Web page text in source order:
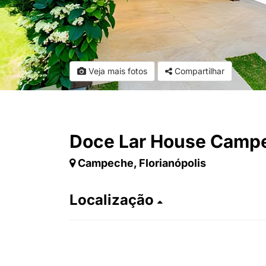
Veja mais fotos Compartilhar
Doce Lar House
Campeche, Florianópolis
Localização